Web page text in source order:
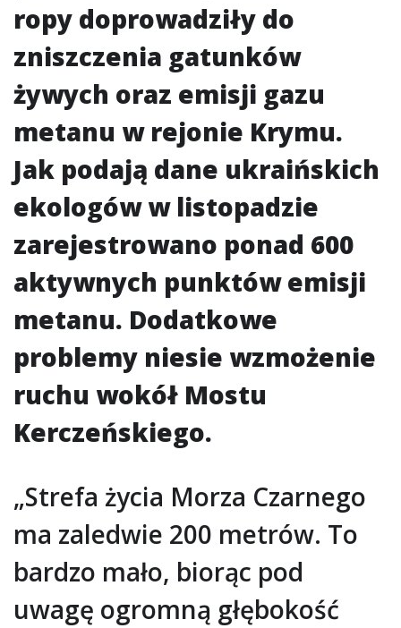
ropy doprowadziły do
zniszczenia gatunków
żywych oraz emisji gazu
metanu w rejonie Krymu.
Jak podają dane ukraińskich
ekologów w listopadzie
zarejestrowano ponad 600
aktywnych punktów emisji
metanu. Dodatkowe
problemy niesie wzmożenie
ruchu wokół Mostu
Kerczeńskiego.
„Strefa życia Morza Czarnego
ma zaledwie 200 metrów. To
bardzo mało, biorąc pod
uwagę ogromną głębokość